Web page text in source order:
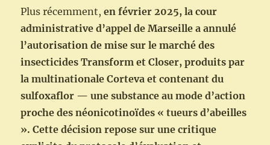
Plus récemment,en février 2025, la cour
administrative d’appel de Marseille a annulé
l’autorisation de mise sur le marché des
insecticides Transform et Closer, produits par
la multinationale Corteva et contenant du
sulfoxaflor — une substance au mode d’action
proche des néonicotinoïdes « tueurs d’abeilles
». Cette décision repose sur une critique